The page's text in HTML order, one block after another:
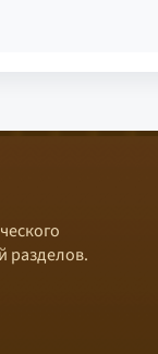
разделов.